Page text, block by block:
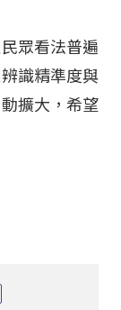
眾看法普遍
識精準度與
擴大，希望